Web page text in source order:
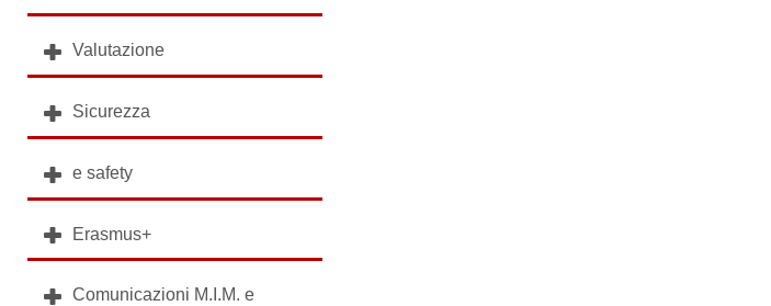
Valutazione
Sicurezza
e safety
Erasmus+
Comunicazioni M.I.M. e